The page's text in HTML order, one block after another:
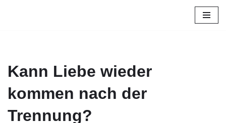
Kann Liebe wieder
kommen nach der
Trennung?